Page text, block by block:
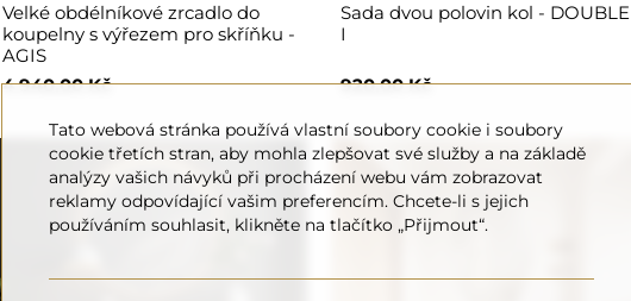
Velké obdélníkové zrcadlo do
koupelny s výřezem pro skříňku -
AGIS
4 940,00 Kč
Sada dvou polovin kol - DOUBLE
I
920,00 Kč
Tato webová stránka používá vlastní soubory cookie i soubory
cookie třetích stran, aby mohla zlepšovat své služby a na základě
analýzy vašich návyků při procházení webu vám zobrazovat
reklamy odpovídající vašim preferencím. Chcete-li s jejich
používáním souhlasit, klikněte na tlačítko „Přijmout“.